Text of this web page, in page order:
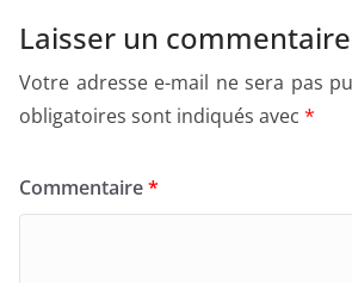
Laisser un commentaire
Votre adresse e-mail ne sera pas
obligatoires sont indiqués avec *
Commentaire*